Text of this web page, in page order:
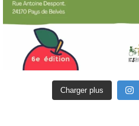
Charger plus